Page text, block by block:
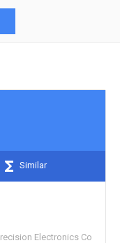
Similar
Electronics Co